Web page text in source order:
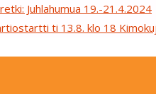
Juhlahumua 19.-21.4.2024
ti 13.8. klo 18